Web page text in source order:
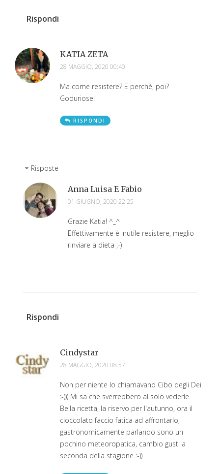
Rispondi
KATIA ZETA
28 MAGGIO, 2020 00:40
Ma come resistere? E perchè, poi?
Goduriose!
RISPONDI
Risposte
Anna Luisa E Fabio
01 GIUGNO, 2020 22:25
Grazie Katia! ^_^
Effettivamente è inutile resistere, meglio
rinviare a dieta ;-)
Rispondi
Cindystar
28 MAGGIO, 2020 08:57
Non per niente lo chiamavano Cibo degli Dei
:-))) Mi sa che sverrebbero al solo vederle.
Bella ricetta, la riservo per l'autunno, ora il
cioccolato faccio fatica ad affrontarlo,
gastronomicamente parlando sono un
pochino meteoropatica, cambio gusti a
seconda della stagione :-))